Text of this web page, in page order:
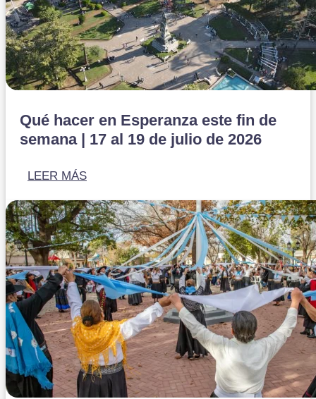
Qué hacer en Esperanza este fin de
semana | 17 al 19 de julio de 2026
LEER MÁS